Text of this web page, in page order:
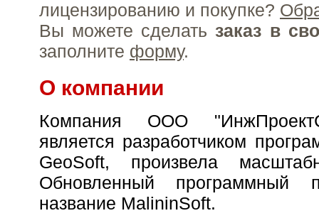
лицензированию и покупке?
Вы можете сделать заказ в
заполните форму.
О компании
Компания ООО
является разработчиком
GeoSoft, произвела
Обновленный программный
название MalininSoft.